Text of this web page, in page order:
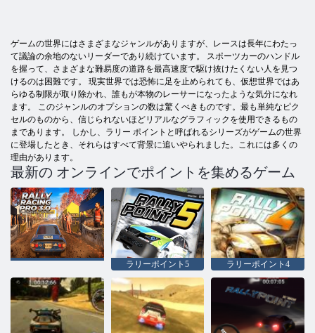
ゲームの世界にはさまざまなジャンルがありますが、レースは長年にわたっ
て議論の余地のないリーダーであり続けています。 スポーツカーのハンドル
を握って、さまざまな難易度の道路を最高速度で駆け抜けたくない人を見つ
けるのは困難です。 現実世界では恐怖に足を止められても、仮想世界ではあ
らゆる制限が取り除かれ、誰もが本物のレーサーになったような気分になれ
ます。 このジャンルのオプションの数は驚くべきものです。最も単純なピク
セルのものから、信じられないほどリアルなグラフィックを使用できるもの
まであります。 しかし、ラリー ポイントと呼ばれるシリーズがゲームの世界
に登場したとき、それらはすべて背景に追いやられました。これには多くの
理由があります。
最新の オンラインでポイントを集めるゲーム
ラリーポイント5 ラリーポイント4